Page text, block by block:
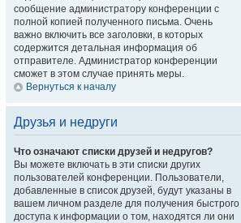
сообщение администратору конференции с
полной копией полученного письма. Очень
важно включить все заголовки, в которых
содержится детальная информация об
отправителе. Администратор конференции
сможет в этом случае принять меры.
Вернуться к началу
Друзья и недруги
Что означают списки друзей и недругов?
Вы можете включать в эти списки других
пользователей конференции. Пользователи,
добавленные в список друзей, будут указаны в
вашем личном разделе для получения быстрого
доступа к информации о том, находятся ли они